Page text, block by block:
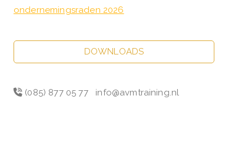
ondernemingsraden 2026
DOWNLOADS
(085) 877 05 77 info@avmtraining.nl